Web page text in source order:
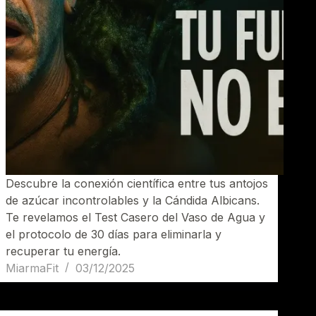
Descubre la conexión científica entre tus antojos
de azúcar incontrolables y la Cándida Albicans.
Te revelamos el Test Casero del Vaso de Agua y
el protocolo de 30 días para eliminarla y
recuperar tu energía.
MiarmaFit
03/12/2025